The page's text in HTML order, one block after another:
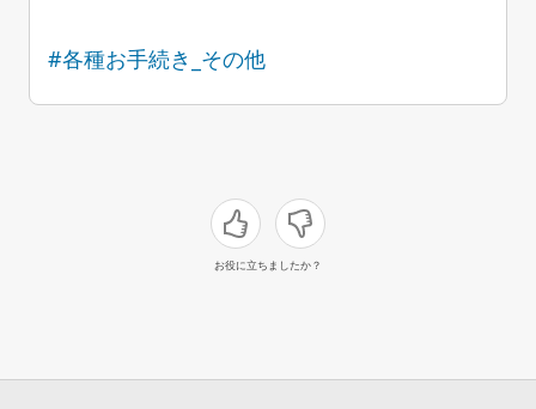
#各種お手続き_その他
お役に立ちましたか？